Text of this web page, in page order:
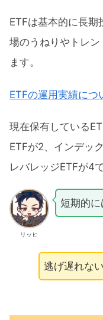
ETFは基本的に長期
場のうねりやトレ
ます。
ETFの運用実績につ
現在保有している
ETFが2、インデッ
レバレッジETFが4で
リッヒ
短期的
逃げ遅れな